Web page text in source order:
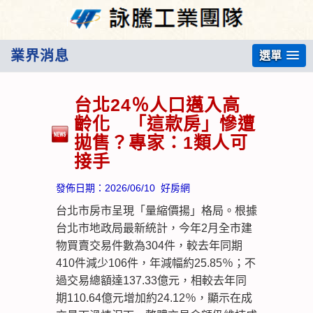
業界消息 選單
台北24％人口邁入高
齡化 「這款房」慘遭
拋售？專家：1類人可
接手
發佈日期： 2026/06/10 好房網
台北市房市呈現「量縮價揚」格局。根據
台北市地政局最新統計，今年2月全市建
物買賣交易件數為304件，較去年同期
410件減少106件，年減幅約25.85％；不
過交易總額達137.33億元，相較去年同
期110.64億元增加約24.12％，顯示在成